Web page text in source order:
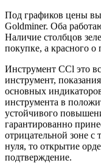
Под графиков цены
Gоldminer. Оба
Наличие столбцов
покупке, а красного о
Инструмент CCl это
инструмент,
основных
инструмента в
устойчивого
гарантированно
отрицательной зоне с
нуля, то открытие
подтверждение.